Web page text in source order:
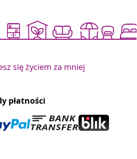
się życiem za mniej
płatności